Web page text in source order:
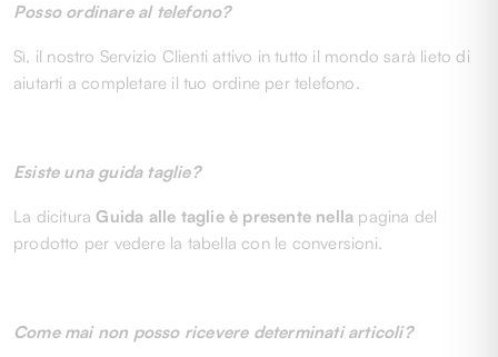
Posso ordinare al telefono?
Sì, il nostro Servizio Clienti attivo in tutto il mondo sarà lieto di
aiutarti a completare il tuo ordine per telefono.
Esiste una guida taglie?
La dicituraGuida alle taglie è presente nella pagina del
prodotto per vedere la tabella con le conversioni.
Come mai non posso ricevere determinati articoli?